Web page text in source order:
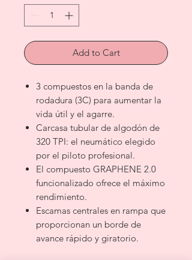
Add to Cart
3 compuestos en la banda de
rodadura (3C) para aumentar la
vida útil y el agarre.
Carcasa tubular de algodón de
320 TPI: el neumático elegido
por el piloto profesional.
El compuesto GRAPHENE 2.0
funcionalizado ofrece el máximo
rendimiento.
Escamas centrales en rampa que
proporcionan un borde de
avance rápido y giratorio.